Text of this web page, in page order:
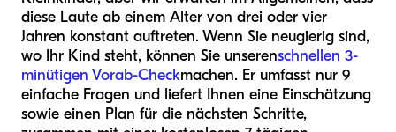
diese Laute ab einem Alter von drei oder vier
Jahren konstant auftreten. Wenn Sie neugierig sind,
wo Ihr Kind steht, können Sie unserenschnellen 3-
minütigen Vorab-Checkmachen. Er umfasst nur 9
einfache Fragen und liefert Ihnen eine Einschätzung
sowie einen Plan für die nächsten Schritte,